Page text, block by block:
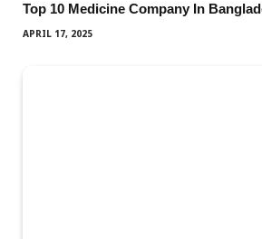
Top 10 Medicine Company In
APRIL 17, 2025